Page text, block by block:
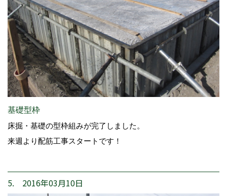
基礎型枠
床掘・基礎の型枠組みが完了しました。
来週より配筋工事スタートです！
5. 2016年03月10日